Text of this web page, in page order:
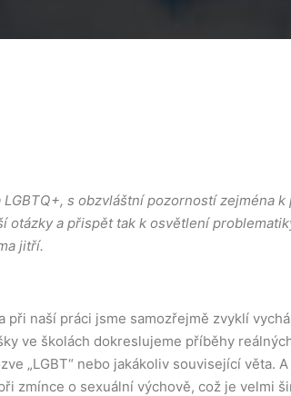
s obzvláštní pozorností zejména k
a přispět tak k osvětlení
jitří.
naší práci jsme samozřejmě zvyklí
ve školách dokreslujeme příběhy
„LGBT“ nebo jakákoliv související věta.
zmínce o sexuální výchově, což je velmi